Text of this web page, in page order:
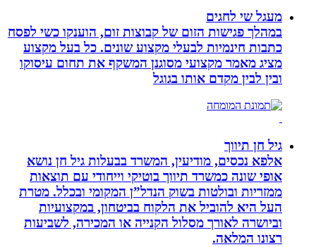
מעגל שי לחגים
במהלך פגישות הזום של קבוצות זום, הוענקו כשי לפסח
כתבות חינמיות לבעלי מקצוע שונים. כל בעל מקצוע
מציג מאמר מקצועי מסוגנן המשקף את תחום עיסוקו
ובין לבין מקדם אותו בגוגל
גיל חן תיווך
אלפא נכסים, מודיעין, המשרד בבעלות גיל חן נושא
אופי שונה כמשרד תיווך בוטיקי וייחודי עם תוצאות
ממזריות ובולטות בשוק הנדל”ן המקומי ובכלל. מטרת
העל היא להוביל את הלקוח בביטחון, במקצועיות
וביושרה לאורך מסלול הקנייה או המכירה, לשביעות
רצונו המלאה.